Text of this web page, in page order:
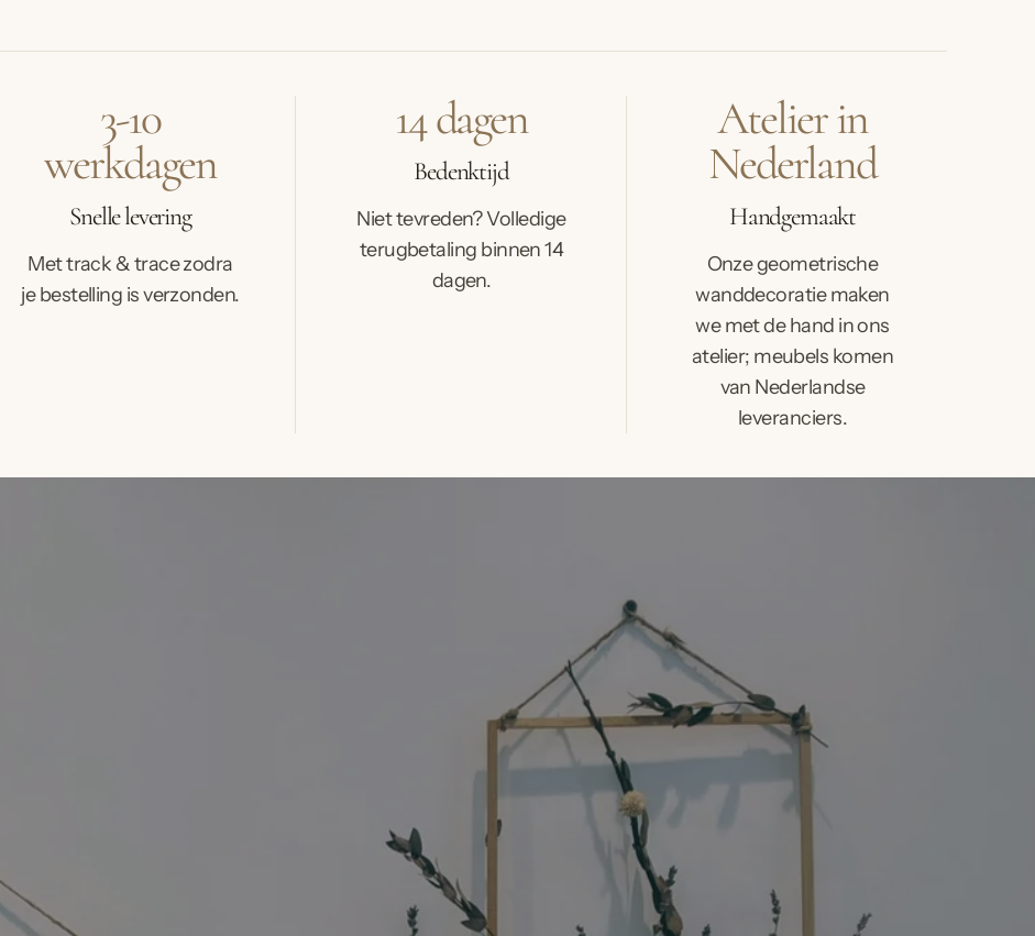
3-10
werkdagen
Snelle levering
Met track & trace zodra
je bestelling is verzonden.
14 dagen
Bedenktijd
Niet tevreden? Volledige
terugbetaling binnen 14
dagen.
Atelier in
Nederland
Handgemaakt
Onze geometrische
wanddecoratie maken
we met de hand in ons
atelier; meubels komen
van Nederlandse
leveranciers.